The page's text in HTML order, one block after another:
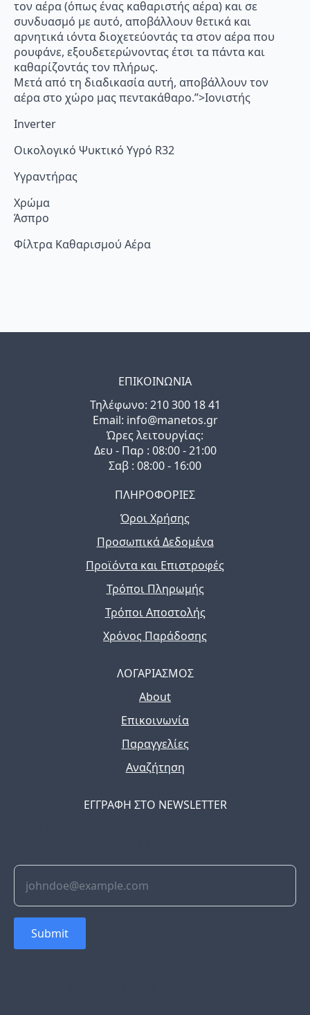
τον αέρα (όπως ένας καθαριστής αέρα) και σε
συνδυασμό με αυτό, αποβάλλουν θετικά και
αρνητικά ιόντα διοχετεύοντάς τα στον αέρα που
ρουφάνε, εξουδετερώνοντας έτσι τα πάντα και
καθαρίζοντάς τον πλήρως.
Μετά από τη διαδικασία αυτή, αποβάλλουν τον
αέρα στο χώρο μας πεντακάθαρο.”>Ιονιστής
Inverter
Οικολογικό Ψυκτικό Υγρό R32
Υγραντήρας
Χρώμα
Άσπρο
Φίλτρα Καθαρισμού Αέρα
ΕΠΙΚΟΙΝΩΝΙΑ
Τηλέφωνo: 210 300 18 41
Email: info@manetos.gr
Ώρες λειτουργίας:
Δευ - Παρ : 08:00 - 21:00
Σαβ : 08:00 - 16:00
ΠΛΗΡΟΦΟΡΙΕΣ
Όροι Χρήσης
Προσωπικά Δεδομένα
Προϊόντα και Επιστροφές
Τρόποι Πληρωμής
Τρόποι Αποστολής
Χρόνος Παράδοσης
ΛΟΓΑΡΙΑΣΜΟΣ
About
Επικοινωνία
Παραγγελίες
Αναζήτηση
ΕΓΓΡΑΦΗ ΣΤΟ NEWSLETTER
Submit